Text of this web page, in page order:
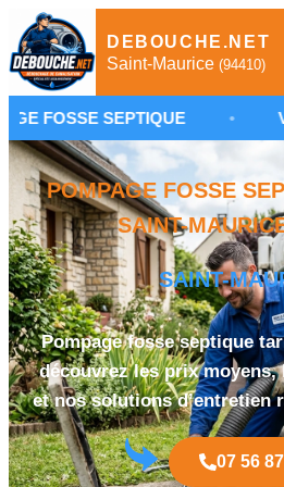
DEBOUCHE.NET
Saint-Maurice (94410)
• VIDANGE
POMPAGE FOSSE
SAINT-
SAINT-
Pompage fosse septique
découvrez les prix
et nos solutions d’entretien
07 56